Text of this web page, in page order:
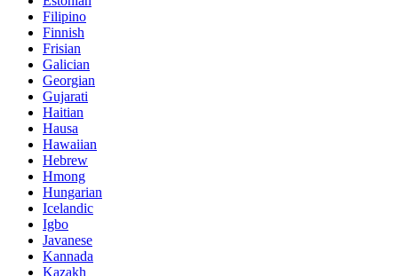
Filipino
Finnish
Frisian
Galician
Georgian
Gujarati
Haitian
Hausa
Hawaiian
Hebrew
Hmong
Hungarian
Icelandic
Igbo
Javanese
Kannada
Kazakh